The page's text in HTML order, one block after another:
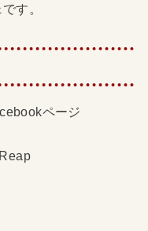
す。
ページ